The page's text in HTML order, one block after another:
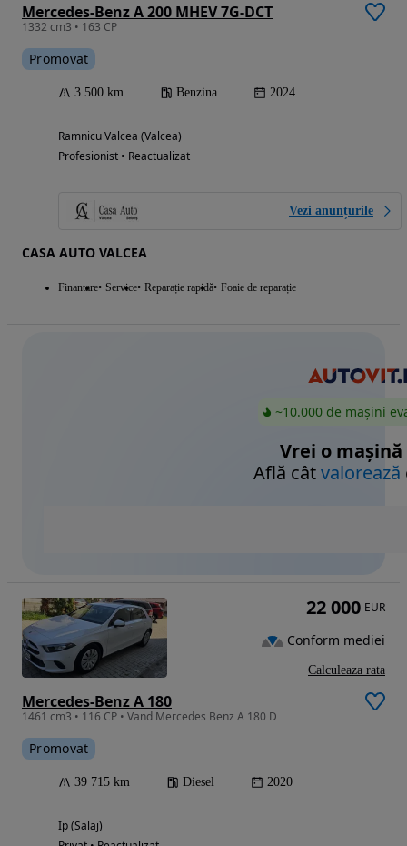
Mercedes-Benz A 200 MHEV 7G-DCT
1332 cm3 • 163 CP
Promovat
3 500 km Benzina 2024
Ramnicu Valcea (Valcea)
Profesionist • Reactualizat
Vezi anunțurile
CASA AUTO VALCEA
Finantare Service Reparație rapidă Foaie de reparație
~10.000 de mașini
Vrei o mașină
Află câtvalorează
Mercedes-Benz A 180
1461 cm3 • 116 CP • Vand Mercedes Benz A 180 D
Promovat
39 715 km Diesel 2020
Ip (Salaj)
22 000 EUR
Conform mediei
Calculeaza rata